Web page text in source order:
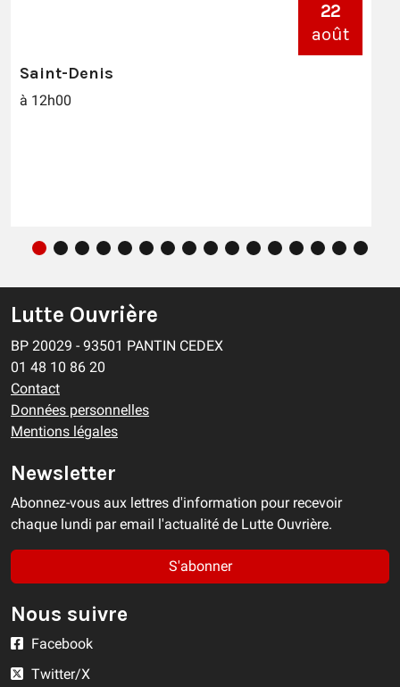
22
août
Saint-Denis
à 12h00
Lutte Ouvrière
BP 20029 - 93501 PANTIN CEDEX
01 48 10 86 20
Contact
Données personnelles
Mentions légales
Newsletter
Abonnez-vous aux lettres d'information pour recevoir
chaque lundi par email l'actualité de Lutte Ouvrière.
S'abonner
Nous suivre
Facebook
Twitter/X